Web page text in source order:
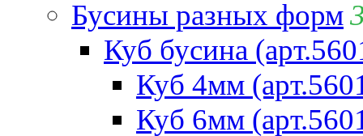
Бусины разных форм
Куб бусина
Куб 4мм
Куб 6мм